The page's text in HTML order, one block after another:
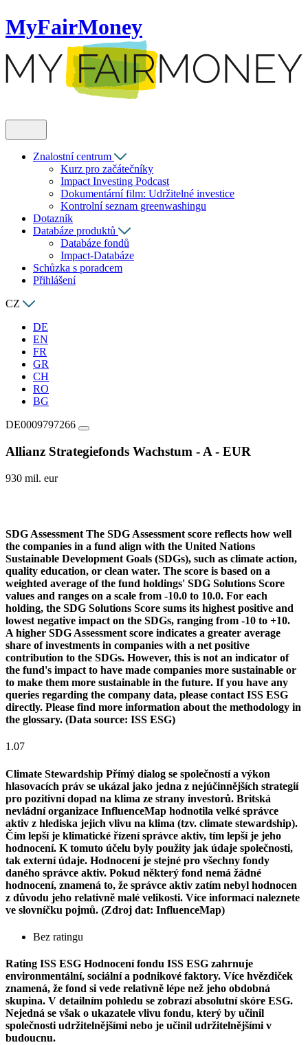
MyFairMoney
Znalostní centrum
Kurz pro začátečníky
Impact Investing Podcast
Dokumentární film: Udržitelné investice
Kontrolní seznam greenwashingu
Dotazník
Databáze produktů
Databáze fondů
Impact-Databáze
Schůzka s poradcem
Přihlášení
CZ
DE
EN
FR
GR
CH
RO
BG
DE0009797266
Allianz Strategiefonds Wachstum - A - EUR
930 mil. eur
SDG Assessment The SDG Assessment score reflects how well
the companies in a fund align with the United Nations
Sustainable Development Goals (SDGs), such as climate action,
quality education, or clean water. The score is based on a
weighted average of the fund holdings' SDG Solutions Score
values and ranges on a scale from -10.0 to 10.0. For each
holding, the SDG Solutions Score sums its highest positive and
lowest negative impact on the SDGs, ranging from -10 to +10.
A higher SDG Assessment score indicates a greater average
share of investments in companies with a net positive
contribution to the SDGs. However, this is not an indicator of
the fund's impact to have made companies more sustainable or
to make them more sustainable in the future. If you have any
queries regarding the company data, please contact ISS ESG
directly. Please find more information about the methodology in
the glossary. (Data source: ISS ESG)
1.07
Climate Stewardship Přímý dialog se společností a výkon
hlasovacích práv se ukázal jako jedna z nejúčinnějších strategií
pro pozitivní dopad na klima ze strany investorů. Britská
nevládní organizace InfluenceMap hodnotila velké správce
aktiv z hlediska jejich vlivu na klima (tzv. climate stewardship).
Čím lepší je klimatické řízení správce aktiv, tím lepší je jeho
hodnocení. K tomuto účelu byly použity jak údaje společnosti,
tak externí údaje. Hodnocení je stejné pro všechny fondy
daného správce aktiv. Pokud některý fond nemá žádné
hodnocení, znamená to, že správce aktiv zatím nebyl hodnocen
z důvodu jeho relativně malé velikosti. Více informací naleznete
ve slovníčku pojmů. (Zdroj dat: InfluenceMap)
Bez ratingu
Rating ISS ESG Hodnocení fondu ISS ESG zahrnuje
environmentální, sociální a podnikové faktory. Více hvězdiček
znamená, že fond si vede relativně lépe než jeho obdobná
skupina. V detailním pohledu se zobrazí absolutní skóre ESG.
Nejedná se však o ukazatele vlivu fondu, který by učinil
společnosti udržitelnějšími nebo je učinil udržitelnějšími v
budoucnu.